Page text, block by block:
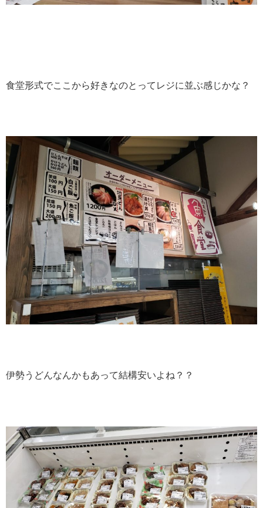
食堂形式でここから好きなのとってレジに並ぶ感じかな？
伊勢うどんなんかもあって結構安いよね？？